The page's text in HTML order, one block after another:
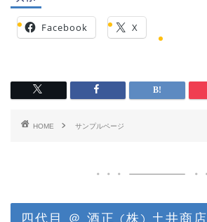
Facebook X
HOME サンプルページ
四代目 ＠ 酒正 (株) 土井商店